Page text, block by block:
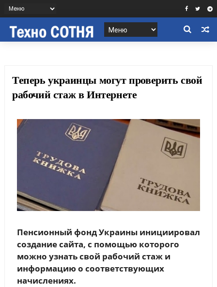
Теперь украинцы могут проверить свой
рабочий стаж в Интернете
Пенсионный фонд Украины инициировал
создание сайта, с помощью которого
можно узнать свой рабочий стаж и
информацию о соответствующих
начислениях.